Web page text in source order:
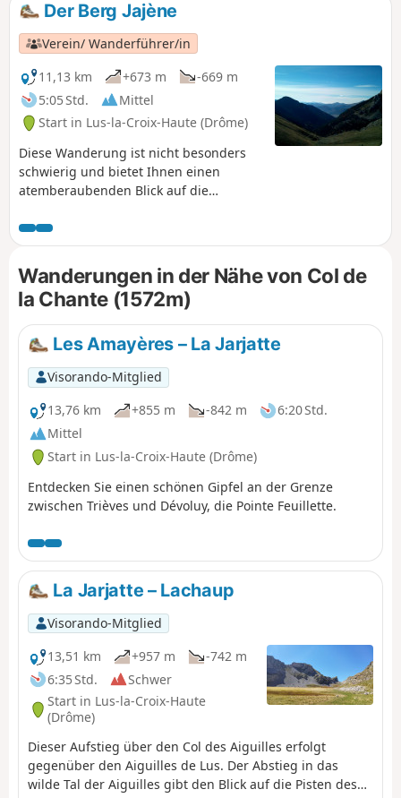
Der Berg Jajène
Verein/ Wanderführer/in
11,13 km
+673 m
-669 m
5:05 Std.
Mittel
Start in Lus-la-Croix-Haute (Drôme)
Diese Wanderung ist nicht besonders
schwierig und bietet Ihnen einen
atemberaubenden Blick auf die
de l'Obiou, den Tête de l'Aupet, den
Grand Ferrand, den Rocher Rond, den
Roc und den Tête de Garnesier, im
Hintergrund Bure. Im Westen Toussière
und Jocou, in der Ferne die Trois Becs.
Weiter nördlich der Rognon und der
Gipfel des Aup. Im Hintergrund die
Gipfel, die ich Ihnen zum Erraten
Wanderungen in der Nähe von Col de
la Chante (1572m)
Les Amayères – La Jarjatte
Visorando-Mitglied
13,76 km
+855 m -842 m
6:20 Std.
Mittel
Start in Lus-la-Croix-Haute (Drôme)
Entdecken Sie einen schönen Gipfel an der Grenze
zwischen Trièves und Dévoluy, die Pointe Feuillette.
La Jarjatte – Lachaup
Visorando-Mitglied
13,51 km
+957 m
-742 m
6:35 Std.
Schwer
Start in Lus-la-Croix-Haute
(Drôme)
Dieser Aufstieg über den Col des Aiguilles erfolgt
gegenüber den Aiguilles de Lus. Der Abstieg in das
wilde Tal der Aiguilles gibt den Blick auf die Pisten des